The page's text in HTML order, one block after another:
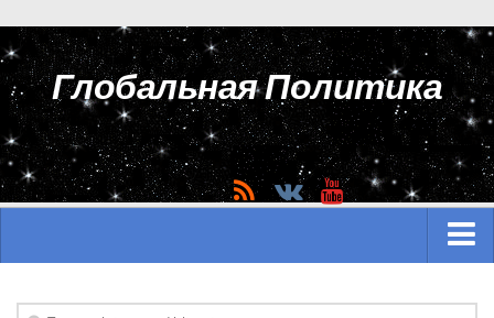
Глобальная Политика